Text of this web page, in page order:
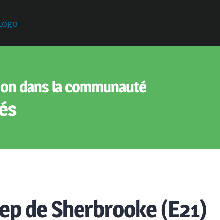
dans la communauté
de Sherbrooke (E21)